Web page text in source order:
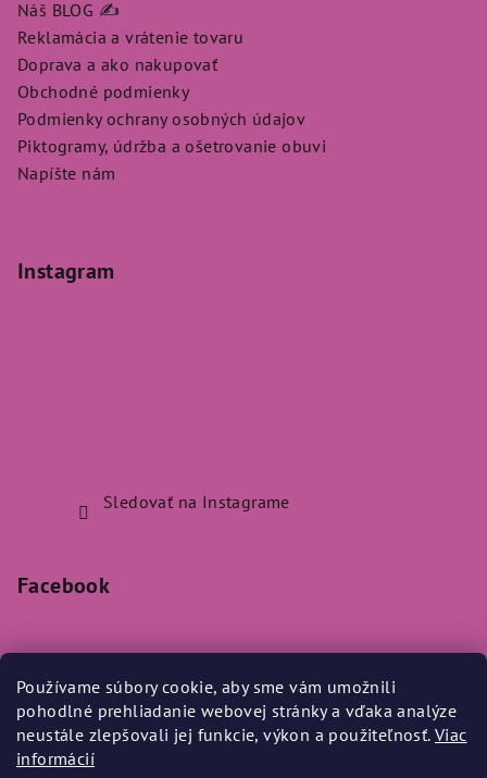
Používame súbory cookie, aby sme vám umožnili
pohodlné prehliadanie webovej stránky a vďaka analýze
neustále zlepšovali jej funkcie, výkon a použiteľnosť. Viac
informácií
Náš BLOG ✍️
Reklamácia a vrátenie tovaru
Doprava a ako nakupovať
Obchodné podmienky
Podmienky ochrany osobných údajov
Piktogramy, údržba a ošetrovanie obuvi
Napíšte nám
Instagram
Sledovať na Instagrame
Facebook
Prijímame online platby